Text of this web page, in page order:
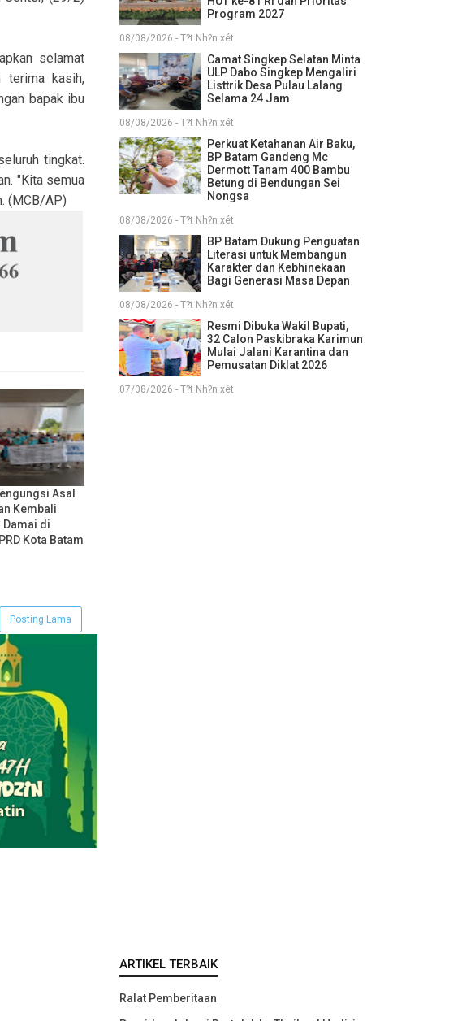
selamat
terima kasih,
bapak ibu
tingkat.
"Kita semua
(MCB/AP)
Asal
Kembali
Damai di
Kota Batam
Posting Lama
Program 2027
08/08/2026 - T?t Nh?n xét
Camat Singkep Selatan Minta
ULP Dabo Singkep Mengaliri
Listtrik Desa Pulau Lalang
Selama 24 Jam
08/08/2026 - T?t Nh?n xét
Perkuat Ketahanan Air Baku,
BP Batam Gandeng Mc
Dermott Tanam 400 Bambu
Betung di Bendungan Sei
Nongsa
08/08/2026 - T?t Nh?n xét
BP Batam Dukung Penguatan
Literasi untuk Membangun
Karakter dan Kebhinekaan
Bagi Generasi Masa Depan
08/08/2026 - T?t Nh?n xét
Resmi Dibuka Wakil Bupati,
32 Calon Paskibraka Karimun
Mulai Jalani Karantina dan
Pemusatan Diklat 2026
07/08/2026 - T?t Nh?n xét
ARTIKEL TERBAIK
Ralat Pemberitaan